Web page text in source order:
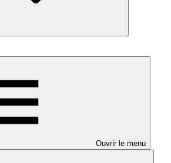
Ouvrir le menu